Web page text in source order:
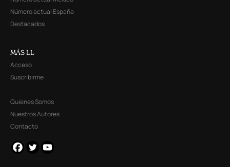
Número actual España
Destacados
MÁS LL
Acceso
Suscribirme
Quienes Somos
Nuestros Autores
Contacto